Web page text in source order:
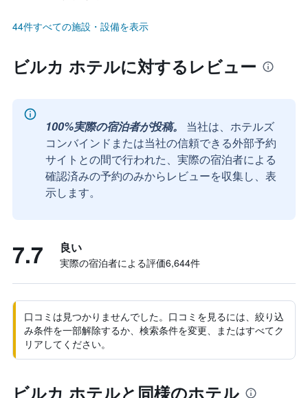
44件すべての施設・設備を表示
ビルカ ホテルに対するレビュー
100%実際の宿泊者が投稿。
当社は、ホテルズ
コンバインドまたは当社の信頼できる外部予約
サイトとの間で行われた、実際の宿泊者による
確認済みの予約のみからレビューを収集し、表
示します。
7.7 良い
実際の宿泊者による評価6,644​件
口コミは見つかりませんでした。口コミを見るには、絞り込
み条件を一部解除するか、検索条件を変更、またはすべてク
リアしてください。
ビルカ ホテルと同様のホテル